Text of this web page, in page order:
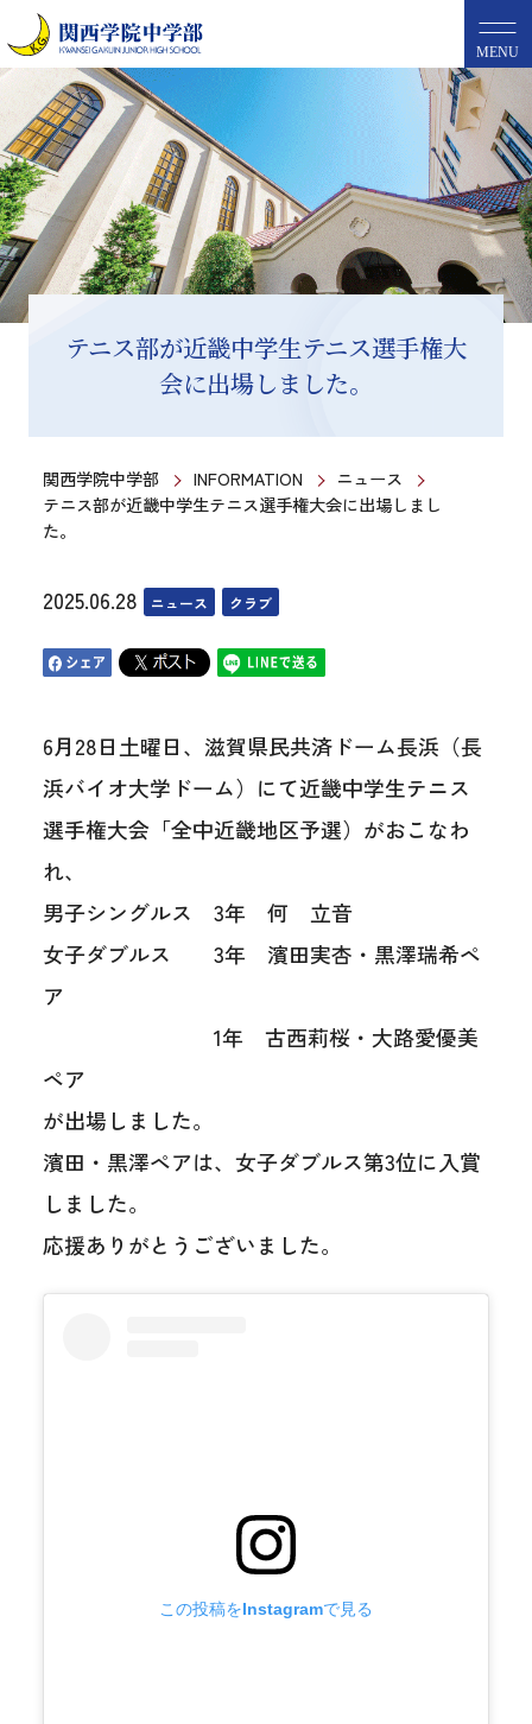
MENU
テニス部が近畿中学生テニス選手権大
会に出場しました。
関西学院中学部 INFORMATION
ニュース
テニス部が近畿中学生テニス選手権大会に出場しまし
た。
2025.06.28 ニュース クラブ
6月28日土曜日、滋賀県民共済ドーム長浜（長
浜バイオ大学ドーム）にて近畿中学生テニス
選手権大会「全中近畿地区予選）がおこなわ
れ、
男子シングルス 3年 何 立音
女子ダブルス 3年 濱田実杏・黒澤瑞希ペ
ア
1年 古西莉桜・大路愛優美
ペア
が出場しました。
濱田・黒澤ペアは、女子ダブルス第3位に入賞
しました。
応援ありがとうございました。
この投稿をInstagramで見る